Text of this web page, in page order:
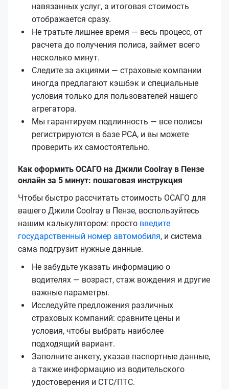
навязанных услуг, а итоговая стоимость
отображается сразу.
Не тратьте лишнее время — весь процесс, от
расчета до получения полиса, займет всего
несколько минут.
Следите за акциями — страховые компании
иногда предлагают кэшбэк и специальные
условия только для пользователей нашего
агрегатора.
Мы гарантируем подлинность — все полисы
регистрируются в базе РСА, и вы можете
проверить их самостоятельно.
Как оформить ОСАГО на Джили Coolray в Пензе
онлайн за 5 минут: пошаговая инструкция
Чтобы быстро рассчитать стоимость ОСАГО для
вашего Джили Coolray в Пензе, воспользуйтесь
нашим калькулятором: просто введите
государственный номер автомобиля, и система
сама подгрузит нужные данные.
Не забудьте указать информацию о
водителях — возраст, стаж вождения и другие
важные параметры.
Исследуйте предложения различных
страховых компаний: сравните цены и
условия, чтобы выбрать наиболее
подходящий вариант.
Заполните анкету, указав паспортные данные,
а также информацию из водительского
удостоверения и СТС/ПТС.